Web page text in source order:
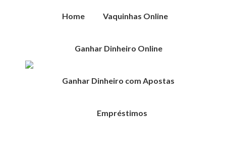
Home Vaquinhas Online
Ganhar Dinheiro Online
Ganhar Dinheiro com Apostas
Empréstimos